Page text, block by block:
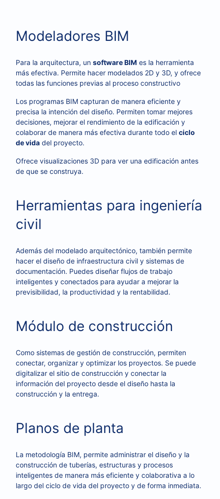
Modeladores BIM
Para la arquitectura, un software BIM es la herramienta
más efectiva. Permite hacer modelados 2D y 3D, y ofrece
todas las funciones previas al proceso constructivo
Los programas BIM capturan de manera eficiente y
precisa la intención del diseño. Permiten tomar mejores
decisiones, mejorar el rendimiento de la edificación y
colaborar de manera más efectiva durante todo el ciclo
de vida del proyecto.
Ofrece visualizaciones 3D para ver una edificación antes
de que se construya.
Herramientas para ingeniería
civil
Además del modelado arquitectónico, también permite
hacer el diseño de infraestructura civil y sistemas de
documentación. Puedes diseñar flujos de trabajo
inteligentes y conectados para ayudar a mejorar la
previsibilidad, la productividad y la rentabilidad.
Módulo de construcción
Como sistemas de gestión de construcción, permiten
conectar, organizar y optimizar los proyectos. Se puede
digitalizar el sitio de construcción y conectar la
información del proyecto desde el diseño hasta la
construcción y la entrega.
Planos de planta
La metodología BIM, permite administrar el diseño y la
construcción de tuberías, estructuras y procesos
inteligentes de manera más eficiente y colaborativa a lo
largo del ciclo de vida del proyecto y de forma inmediata.